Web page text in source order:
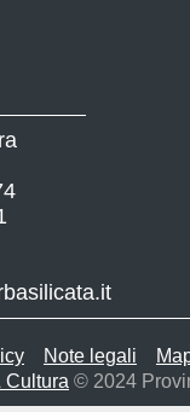
Note legali
Cultura © 2024